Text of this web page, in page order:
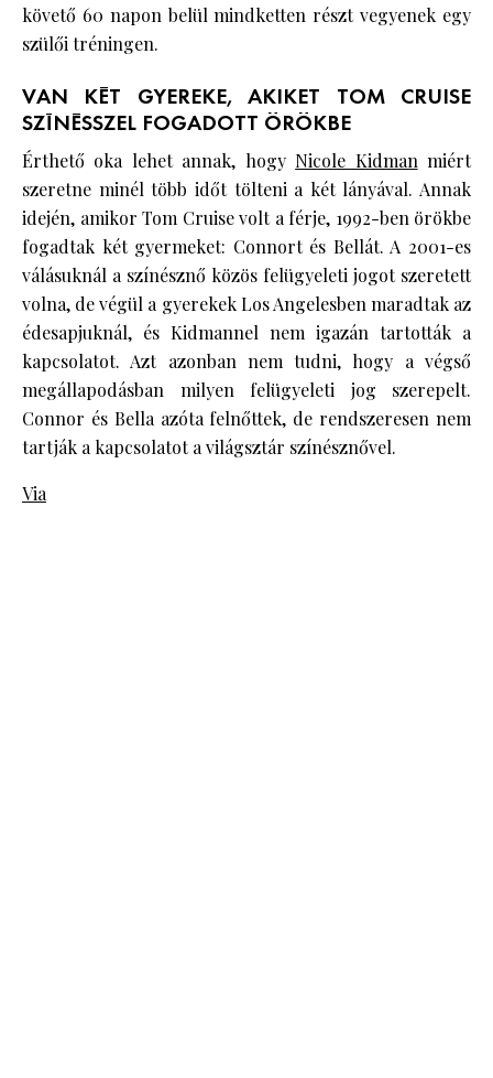
követő 60 napon belül mindketten részt vegyenek egy
szülői tréningen.
VAN KÉT GYEREKE, AKIKET TOM CRUISE
SZÍNÉSSZEL FOGADOTT ÖRÖKBE
Érthető oka lehet annak, hogy Nicole Kidmanmiért
szeretne minél több időt tölteni a két lányával. Annak
idején, amikor Tom Cruise volt a férje, 1992-ben örökbe
fogadtak két gyermeket: Connort és Bellát. A 2001-es
válásuknál a színésznő közös felügyeleti jogot szeretett
volna, de végül a gyerekek Los Angelesben maradtak az
édesapjuknál, és Kidmannel nem igazán tartották a
kapcsolatot. Azt azonban nem tudni, hogy a végső
megállapodásban milyen felügyeleti jog szerepelt.
Connor és Bella azóta felnőttek, de rendszeresen nem
tartják a kapcsolatot a világsztár színésznővel.
Via